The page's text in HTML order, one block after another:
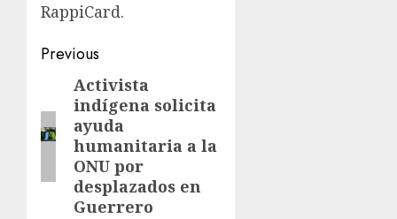
RappiCard.
Previous
Activista
indígena solicita
ayuda
humanitaria a la
ONU por
desplazados en
Guerrero